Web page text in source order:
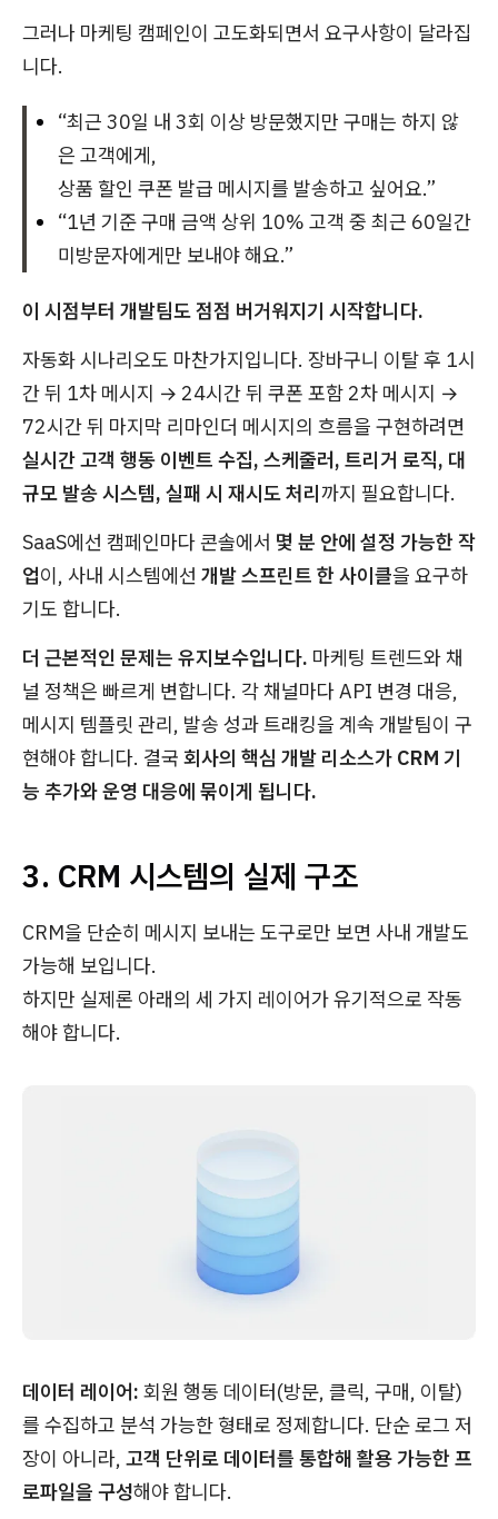
그러나 마케팅 캠페인이 고도화되면서 요구사항이 달라집
니다.
“최근 30일 내 3회 이상 방문했지만 구매는 하지 않
은 고객에게,
상품 할인 쿠폰 발급 메시지를 발송하고 싶어요.”
“1년 기준 구매 금액 상위 10% 고객 중 최근 60일간
미방문자에게만 보내야 해요.”
이 시점부터 개발팀도 점점 버거워지기 시작합니다.
자동화 시나리오도 마찬가지입니다. 장바구니 이탈 후 1시
간 뒤 1차 메시지 → 24시간 뒤 쿠폰 포함 2차 메시지 →
72시간 뒤 마지막 리마인더 메시지의 흐름을 구현하려면
실시간 고객 행동 이벤트 수집, 스케줄러, 트리거 로직, 대
규모 발송 시스템, 실패 시 재시도 처리까지 필요합니다.
SaaS에선 캠페인마다 콘솔에서 몇 분 안에 설정 가능한 작
업이, 사내 시스템에선 개발 스프린트 한 사이클을 요구하
기도 합니다.
더 근본적인 문제는 유지보수입니다. 마케팅 트렌드와 채
널 정책은 빠르게 변합니다. 각 채널마다 API 변경 대응,
메시지 템플릿 관리, 발송 성과 트래킹을 계속 개발팀이 구
현해야 합니다. 결국 회사의 핵심 개발 리소스가 CRM 기
능 추가와 운영 대응에 묶이게 됩니다.
3. CRM 시스템의 실제 구조
CRM을 단순히 메시지 보내는 도구로만 보면 사내 개발도
가능해 보입니다.
하지만 실제론 아래의 세 가지 레이어가 유기적으로 작동
해야 합니다.
데이터 레이어: 회원 행동 데이터(방문, 클릭, 구매, 이탈)
를 수집하고 분석 가능한 형태로 정제합니다. 단순 로그 저
장이 아니라, 고객 단위로 데이터를 통합해 활용 가능한 프
로파일을 구성해야 합니다.